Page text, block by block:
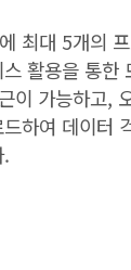
최대 5개의
활용을 통한
이 가능하고,
하여 데이터
.